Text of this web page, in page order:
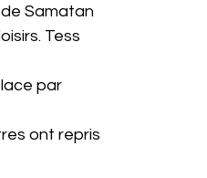
Samatan
Tess
par
ont repris